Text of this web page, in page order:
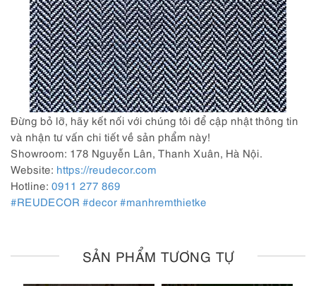
Đừng bỏ lỡ, hãy kết nối với chúng tôi để cập nhật thông tin
và nhận tư vấn chi tiết về sản phẩm này!
Showroom: 178 Nguyễn Lân, Thanh Xuân, Hà Nội.
Website: https://reudecor.com
Hotline: 0911 277 869
#REUDECOR #decor #manhremthietke
SẢN PHẨM TƯƠNG TỰ